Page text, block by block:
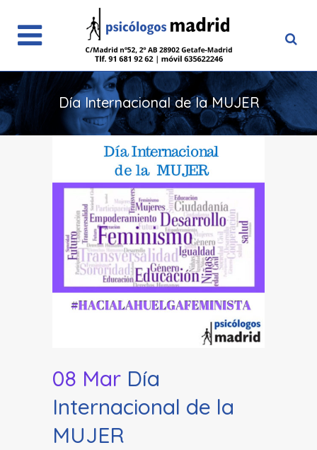
Día Internacional de la MUJER
08 Mar Día
Internacional de la
MUJER